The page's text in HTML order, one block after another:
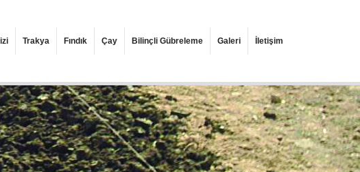
Trakya Fındık Çay Bilinçli Gübreleme Galeri İletişim